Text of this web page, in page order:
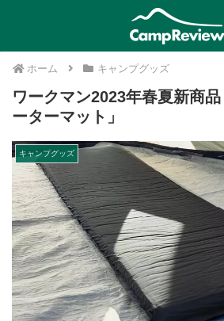
ホーム キャンプグッズ
ワークマン2023年春夏新商
ーターマット」
キャンプグッズ